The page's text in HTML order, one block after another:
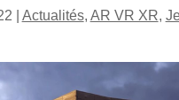
Actualités, AR VR XR,